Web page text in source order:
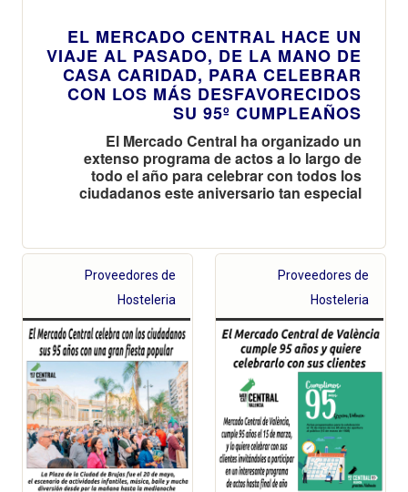
EL MERCADO CENTRAL HACE UN
VIAJE AL PASADO, DE LA MANO DE
CASA CARIDAD, PARA CELEBRAR
CON LOS MÁS DESFAVORECIDOS
SU 95º CUMPLEAÑOS
El Mercado Central ha organizado un
extenso programa de actos a lo largo de
todo el año para celebrar con todos los
ciudadanos este aniversario tan especial
Proveedores de
Hosteleria
Proveedores de
Hosteleria